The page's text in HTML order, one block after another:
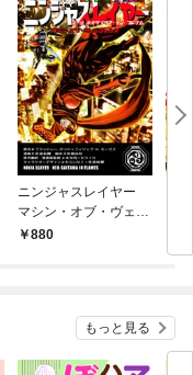
ニンジャスレイヤー
マシン・オブ・ヴェン
ジェンス カラーライ
880
もっと見る